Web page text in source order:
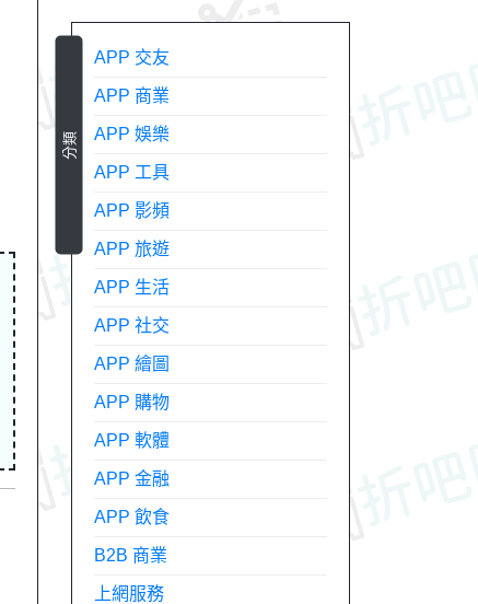
分類
APP 交友
APP 商業
APP 娛樂
APP 工具
APP 影頻
APP 旅遊
APP 生活
APP 社交
APP 繪圖
APP 購物
APP 軟體
APP 金融
APP 飲食
B2B 商業
上網服務